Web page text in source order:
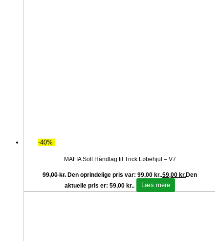
-40%
MAFIA Soft Håndtag til Trick Løbehjul – V7
99,00kr. Den oprindelige pris var: 99,00 kr..59,00 kr.Den
aktuelle pris er: 59,00 kr..
Læs mere